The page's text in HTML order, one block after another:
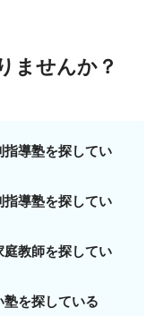
ませんか？
導塾を探してい
導塾を探してい
教師を探してい
を探している